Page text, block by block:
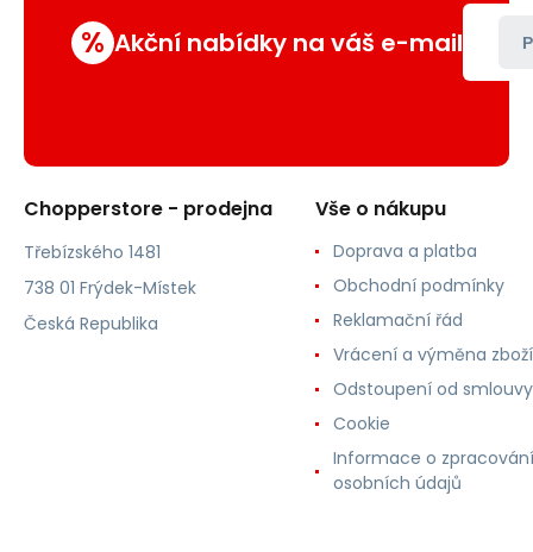
% Akční nabídky na váš e-mail
Chopperstore - prodejna
Třebízského 1481
738 01 Frýdek-Místek
Česká Republika
Vše o nákupu
Doprava a platba
Obchodní podmínky
Reklamační řád
Vrácení a výměna zboží
Odstoupení od smlouvy
Cookie
Informace o zpracování
osobních údajů